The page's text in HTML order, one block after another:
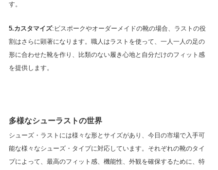
す。
5.カスタマイズ:ビスポークやオーダーメイドの靴の場合、ラストの役
割はさらに顕著になります。職人はラストを使って、一人一人の足の
形に合わせた靴を作り、比類のない履き心地と自分だけのフィット感
を提供します。
多様なシューラストの世界
シューズ・ラストには様々な形とサイズがあり、今日の市場で入手可
能な様々なシューズ・タイプに対応しています。それぞれの靴のタイ
プによって、最高のフィット感、機能性、外観を確保するために、特